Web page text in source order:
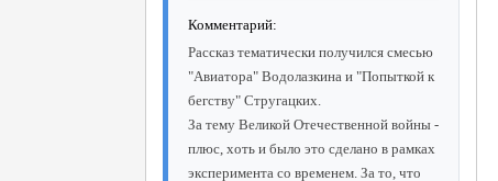
Комментарий:
Рассказ тематически получился смесью
"Авиатора" Водолазкина и "Попыткой к
бегству" Стругацких.
За тему Великой Отечественной войны -
плюс, хоть и было это сделано в рамках
эксперимента со временем. За то, что